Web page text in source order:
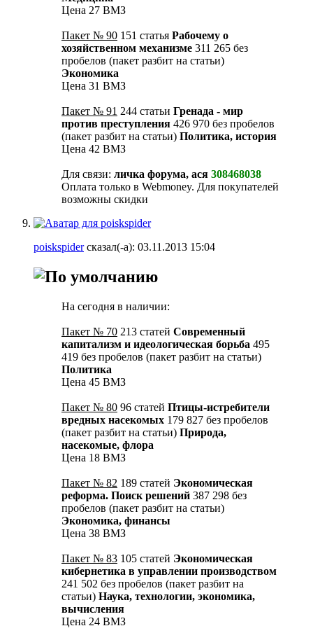
Цена 27 ВМЗ
Пакет № 90 151 статья Рабочему о
хозяйственном механизме 311 265 без
пробелов (пакет разбит на статьи)
Экономика
Цена 31 ВМЗ
Пакет № 91 244 статьи Гренада - мир
против преступления 426 970 без пробелов
(пакет разбит на статьи) Политика, история
Цена 42 ВМЗ
Для связи: личка форума, ася 308468038
Оплата только в Webmoney. Для покупателей
возможны скидки
poiskspiderсказал(-а): 03.11.2013 15:04
На сегодня в наличии:
Пакет № 70 213 статей Современный
капитализм и идеологическая борьба 495
419 без пробелов (пакет разбит на статьи)
Политика
Цена 45 ВМЗ
Пакет № 80 96 статей Птицы-истребители
вредных насекомых 179 827 без пробелов
(пакет разбит на статьи) Природа,
насекомые, флора
Цена 18 ВМЗ
Пакет № 82 189 статей Экономическая
реформа. Поиск решений 387 298 без
пробелов (пакет разбит на статьи)
Экономика, финансы
Цена 38 ВМЗ
Пакет № 83 105 статей Экономическая
кибернетика в управлении производством
241 502 без пробелов (пакет разбит на
статьи) Наука, технологии, экономика,
вычисления
Цена 24 ВМЗ